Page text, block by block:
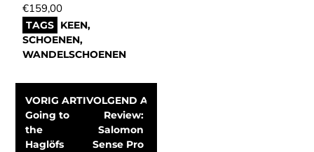
€159,00
TAGS KEEN,
SCHOENEN,
WANDELSCHOENEN
VORIG ARTIKEL
Going to
the
Haglöfs
VOLGEND ARTIKEL
Review:
Salomon
Sense Pro